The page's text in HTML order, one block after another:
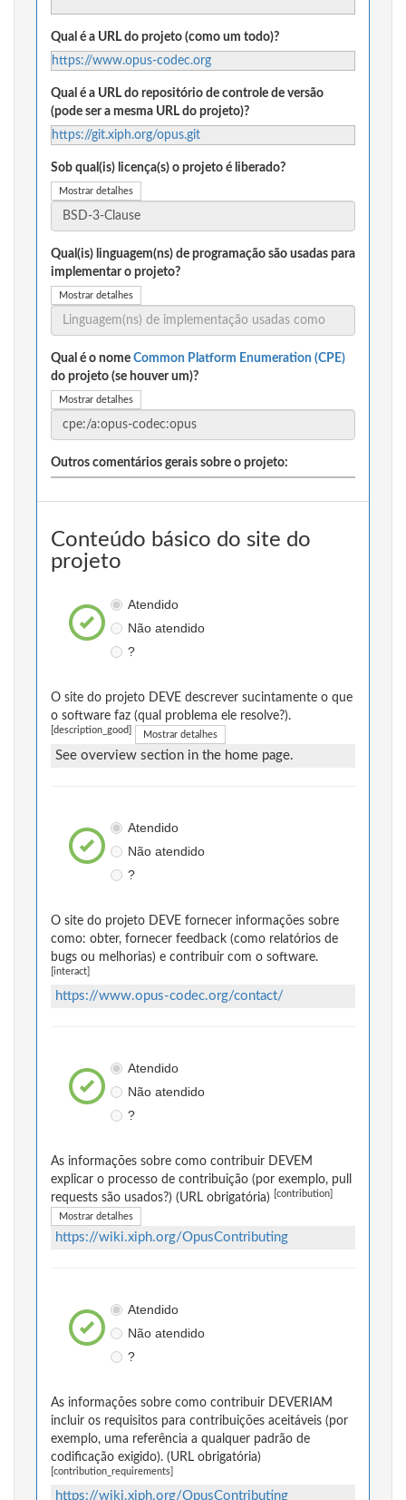
Qual é a URL do projeto (como um todo)?
https://www.opus-codec.org
Qual é a URL do repositório de controle de versão
(pode ser a mesma URL do projeto)?
https://git.xiph.org/opus.git
Sob qual(is) licença(s) o projeto é liberado?
Mostrar detalhes
Qual(is) linguagem(ns) de programação são usadas para
implementar o projeto?
Mostrar detalhes
Qual é o nome Common Platform Enumeration (CPE)
do projeto (se houver um)?
Mostrar detalhes
Outros comentários gerais sobre o projeto:
Conteúdo básico do site do
projeto
Atendido
Não atendido
?
O site do projeto DEVE descrever sucintamente o que
o software faz (qual problema ele resolve?).
[description_good] Mostrar detalhes
See overview section in the home page.
Atendido
Não atendido
?
O site do projeto DEVE fornecer informações sobre
como: obter, fornecer feedback (como relatórios de
bugs ou melhorias) e contribuir com o software.
[interact]
https://www.opus-codec.org/contact/
Atendido
Não atendido
?
As informações sobre como contribuir DEVEM
explicar o processo de contribuição (por exemplo, pull
requests são usados?) (URL obrigatória)
[contribution]
Mostrar detalhes
https://wiki.xiph.org/OpusContributing
Atendido
Não atendido
?
As informações sobre como contribuir DEVERIAM
incluir os requisitos para contribuições aceitáveis (por
exemplo, uma referência a qualquer padrão de
codificação exigido). (URL obrigatória)
[contribution_requirements]
https://wiki.xiph.org/OpusContributing